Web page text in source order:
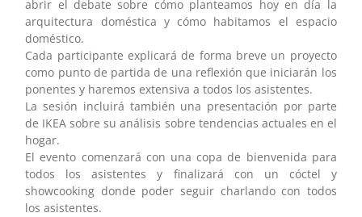
abrir el debate sobre cómo planteamos hoy en día la
arquitectura doméstica y cómo habitamos el espacio
doméstico.
Cada participante explicará de forma breve un proyecto
como punto de partida de una reflexión que iniciarán los
ponentes y haremos extensiva a todos los asistentes.
La sesión incluirá también una presentación por parte
de IKEA sobre su análisis sobre tendencias actuales en el
hogar.
El evento comenzará con una copa de bienvenida para
todos los asistentes y finalizará con un cóctel y
showcooking donde poder seguir charlando con todos
los asistentes.